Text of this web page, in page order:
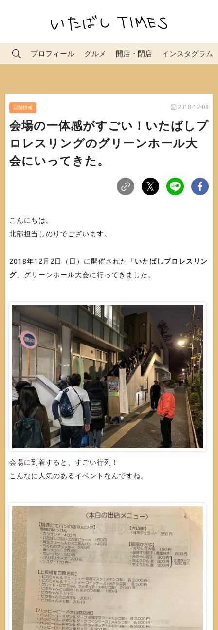
プロフィール グルメ 開店・閉店 インスタグラム
店舗情報 2018-12-08
会場の一体感がすごい！いたばしプ
ロレスリングのグリーンホール大
会にいってきた。
こんにちは。
北部担当しのりでございます。
2018年12月2日（日）に開催された「 いたばしプロレスリン
グ」グリーンホール大会に行ってきました。
会場に到着すると、すごい行列！
こんなに人気のあるイベントなんですね。